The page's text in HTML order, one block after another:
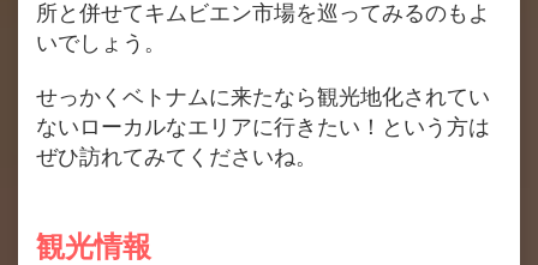
所と併せてキムビエン市場を巡ってみるのもよ
いでしょう。
せっかくベトナムに来たなら観光地化されてい
ないローカルなエリアに行きたい！という方は
ぜひ訪れてみてくださいね。
観光情報